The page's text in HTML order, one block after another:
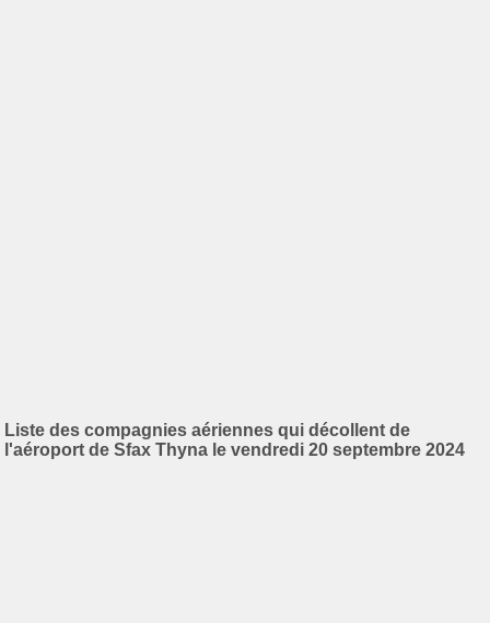
Liste des compagnies aériennes qui décollent de
l'aéroport de Sfax Thyna le vendredi 20 septembre 2024